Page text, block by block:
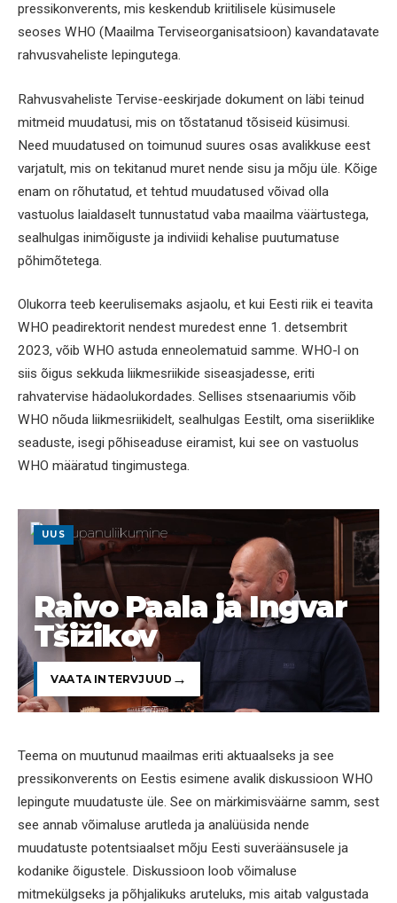
pressikonverents, mis keskendub kriitilisele küsimusele
seoses WHO (Maailma Terviseorganisatsioon) kavandatavate
rahvusvaheliste lepingutega.
Rahvusvaheliste Tervise-eeskirjade dokument on läbi teinud
mitmeid muudatusi, mis on tõstatanud tõsiseid küsimusi.
Need muudatused on toimunud suures osas avalikkuse eest
varjatult, mis on tekitanud muret nende sisu ja mõju üle. Kõige
enam on rõhutatud, et tehtud muudatused võivad olla
vastuolus laialdaselt tunnustatud vaba maailma väärtustega,
sealhulgas inimõiguste ja indiviidi kehalise puutumatuse
põhimõtetega.
Olukorra teeb keerulisemaks asjaolu, et kui Eesti riik ei teavita
WHO peadirektorit nendest muredest enne 1. detsembrit
2023, võib WHO astuda enneolematuid samme. WHO-l on
siis õigus sekkuda liikmesriikide siseasjadesse, eriti
rahvatervise hädaolukordades. Sellises stsenaariumis võib
WHO nõuda liikmesriikidelt, sealhulgas Eestilt, oma siseriiklike
seaduste, isegi põhiseaduse eiramist, kui see on vastuolus
WHO määratud tingimustega.
UUS
Raivo Paala ja Ingvar
Tšižikov
VAATA INTERVJUUD
Teema on muutunud maailmas eriti aktuaalseks ja see
pressikonverents on Eestis esimene avalik diskussioon WHO
lepingute muudatuste üle. See on märkimisväärne samm, sest
see annab võimaluse arutleda ja analüüsida nende
muudatuste potentsiaalset mõju Eesti suveräänsusele ja
kodanike õigustele. Diskussioon loob võimaluse
mitmekülgseks ja põhjalikuks aruteluks, mis aitab valgustada